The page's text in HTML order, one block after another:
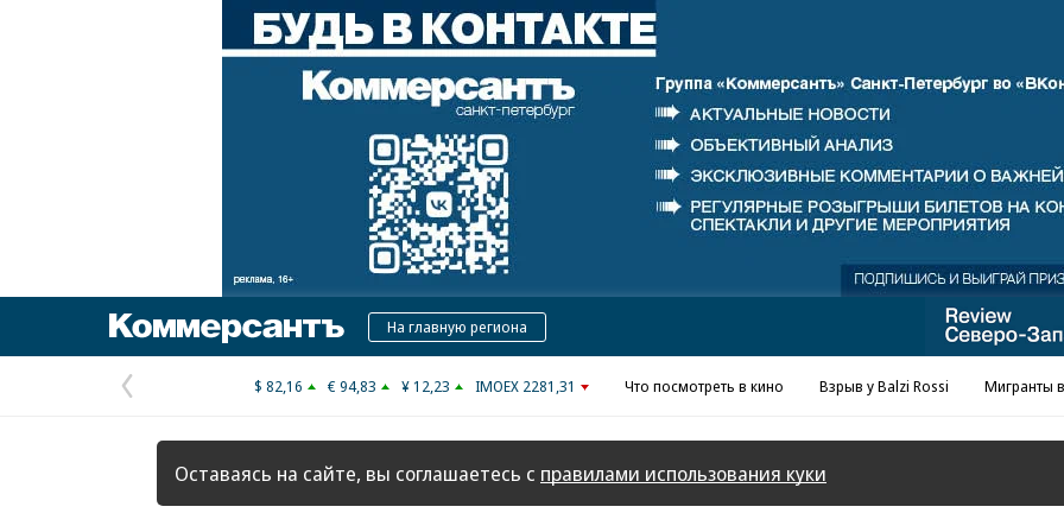
Реклама в «Ъ» www.kommersant.ru/ad
КоммерсантъНа главную региона
Предыдущая
страница
$ 82,16 € 94,83 ¥ 12,23 IMOEX 2281,31 Что посмотреть в кино Взрыв у Balzi Rossi Мигранты
Оставаясь на сайте, вы соглашаетесь с правилами использования куки